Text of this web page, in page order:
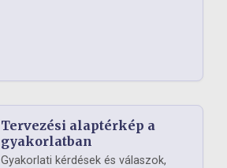
Tervezési alaptérkép a
gyakorlatban
Gyakorlati kérdések és válaszok,